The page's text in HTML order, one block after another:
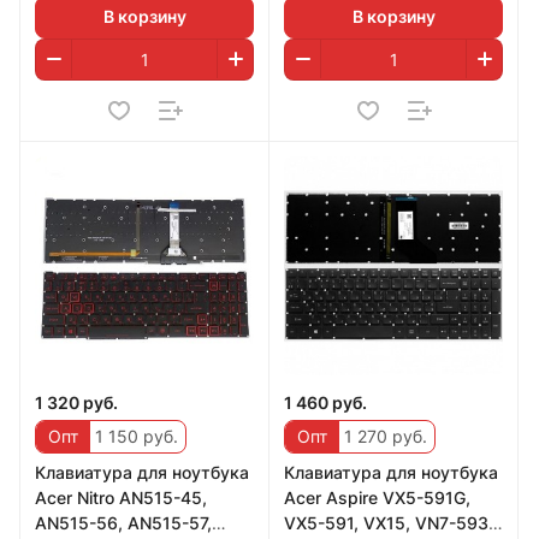
В корзину В корзину
1 320 руб.
Опт
1 150 руб.
Клавиатура для ноутбука
Acer Nitro AN515-45,
AN515-56, AN515-57,
1 460 руб.
Опт
1 270 руб.
Клавиатура для ноутбука
Acer Aspire VX5-591G,
VX5-591, VX15, VN7-593